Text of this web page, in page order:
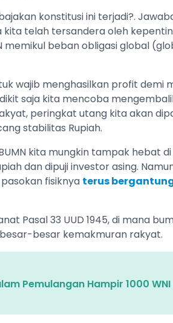
konstitusi ini terjadi?.
kita telah tersandera oleh
memikul beban obligasi global
wajib menghasilkan profit demi
saja kita mencoba
peringkat utang kita akan
stabilitas Rupiah.
kita mungkin tampak hebat
dan dipuji investor asing.
fisiknya terus
Pasal 33 UUD 1945, di mana
besar kemakmuran rakyat.
Pemulangan Hampir 1000